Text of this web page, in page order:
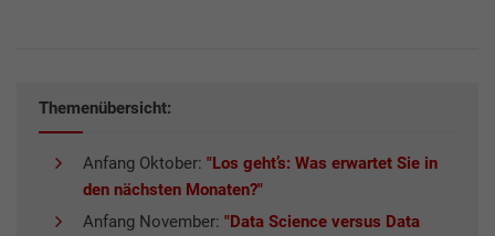
Themenübersicht:
Anfang Oktober: "Los geht’s: Was erwartet Sie in
den nächsten Monaten?"
Anfang November: "Data Science versus Data